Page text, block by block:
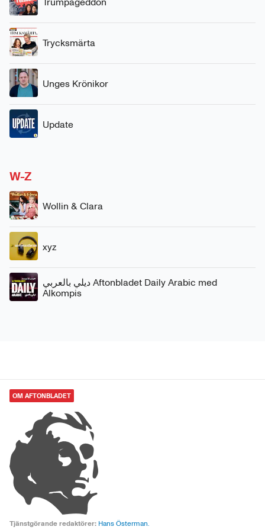
Trycksmärta
Unges Krönikor
Update
W-Z
Wollin & Clara
xyz
ديلي بالعربي Aftonbladet Daily Arabic med
Alkompis
OM AFTONBLADET
Tjänstgörande redaktörer: Hans Österman.